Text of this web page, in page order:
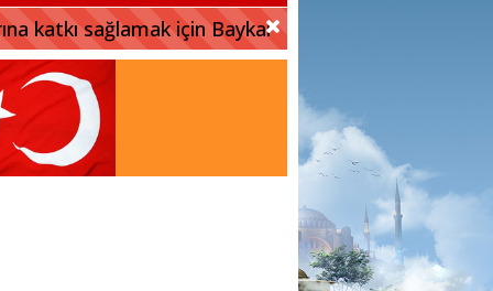
katkı sağlamak için Baykar